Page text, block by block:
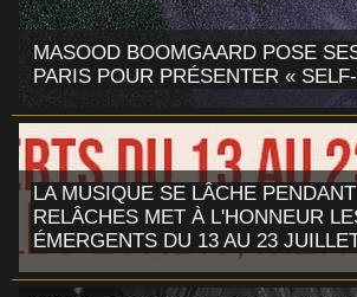
MASOOD BOOMGAARD POSE
PARIS POUR PRÉSENTER «
LA MUSIQUE SE LÂCHE
RELÂCHES MET À L'HONNEUR
ÉMERGENTS DU 13 AU 23